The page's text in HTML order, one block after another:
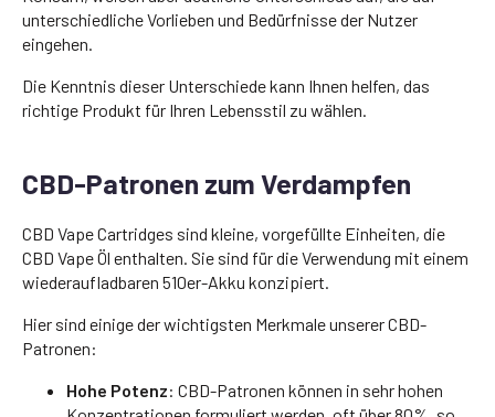
unterschiedliche Vorlieben und Bedürfnisse der Nutzer
eingehen.
Die Kenntnis dieser Unterschiede kann Ihnen helfen, das
richtige Produkt für Ihren Lebensstil zu wählen.
CBD-Patronen zum Verdampfen
CBD Vape Cartridges sind kleine, vorgefüllte Einheiten, die
CBD Vape Öl enthalten. Sie sind für die Verwendung mit einem
wiederaufladbaren 510er-Akku konzipiert.
Hier sind einige der wichtigsten Merkmale unserer CBD-
Patronen:
Hohe Potenz: CBD-Patronen können in sehr hohen